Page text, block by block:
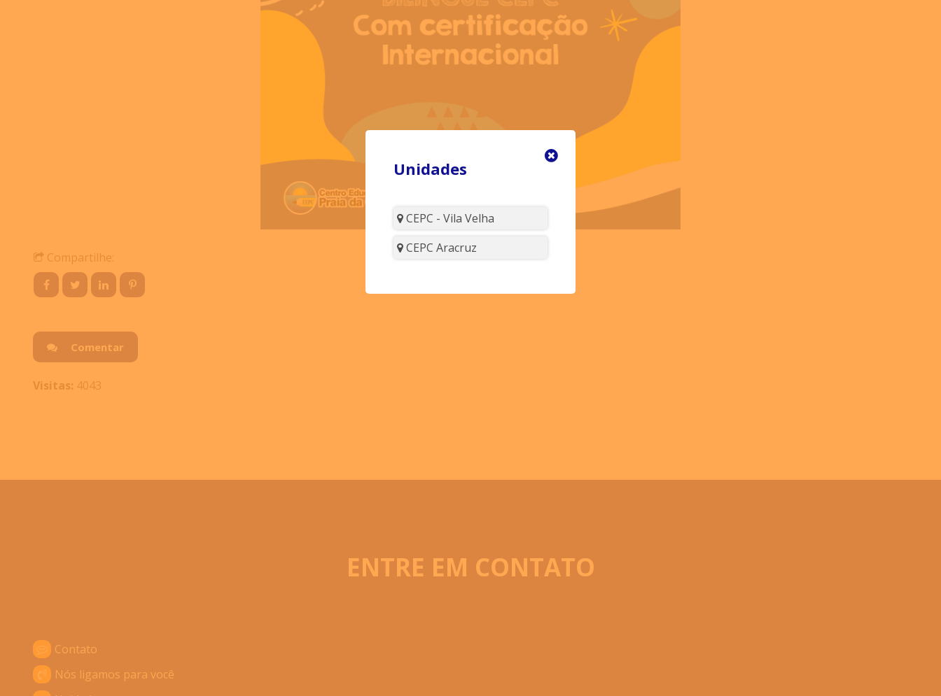
Compartilhe:
Comentar
Visitas: 4043
ENTRE EM CONTATO
Contato
Nós ligamos para você
Unidades
CEPC - Vila Velha
CEPC Aracruz